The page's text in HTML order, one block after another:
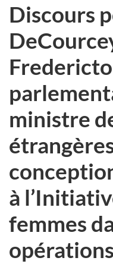
ici :
Discours
ministre
à
femmes